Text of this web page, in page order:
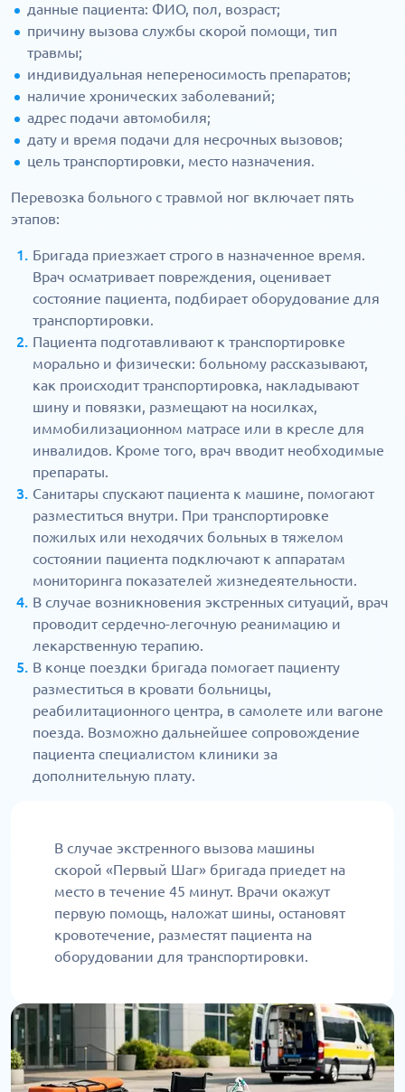
данные пациента: ФИО, пол, возраст;
причину вызова службы скорой помощи, тип
травмы;
индивидуальная непереносимость препаратов;
наличие хронических заболеваний;
адрес подачи автомобиля;
дату и время подачи для несрочных вызовов;
цель транспортировки, место назначения.
Перевозка больного с травмой ног включает пять
этапов:
Бригада приезжает строго в назначенное время.
Врач осматривает повреждения, оценивает
состояние пациента, подбирает оборудование для
транспортировки.
Пациента подготавливают к транспортировке
морально и физически: больному рассказывают,
как происходит транспортировка, накладывают
шину и повязки, размещают на носилках,
иммобилизационном матрасе или в кресле для
инвалидов. Кроме того, врач вводит необходимые
препараты.
Санитары спускают пациента к машине, помогают
разместиться внутри. При транспортировке
пожилых или неходячих больных в тяжелом
состоянии пациента подключают к аппаратам
мониторинга показателей жизнедеятельности.
В случае возникновения экстренных ситуаций, врач
проводит сердечно-легочную реанимацию и
лекарственную терапию.
В конце поездки бригада помогает пациенту
разместиться в кровати больницы,
реабилитационного центра, в самолете или вагоне
поезда. Возможно дальнейшее сопровождение
пациента специалистом клиники за
дополнительную плату.
В случае экстренного вызова машины
скорой «Первый Шаг» бригада приедет на
место в течение 45 минут. Врачи окажут
первую помощь, наложат шины, остановят
кровотечение, разместят пациента на
оборудовании для транспортировки.